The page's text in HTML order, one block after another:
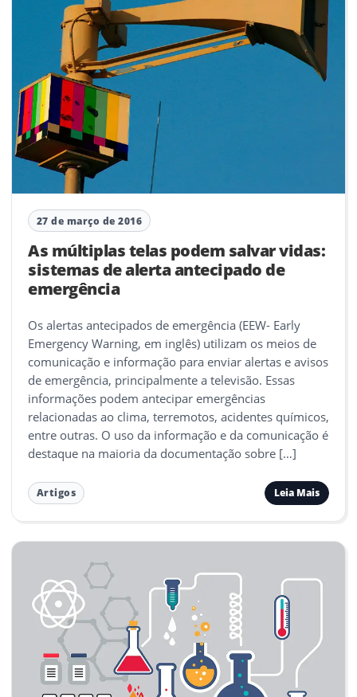
27 de março de 2016
As múltiplas telas podem salvar vidas:
sistemas de alerta antecipado de
emergência
Os alertas antecipados de emergência (EEW- Early
Emergency Warning, em inglês) utilizam os meios de
comunicação e informação para enviar alertas e avisos
de emergência, principalmente a televisão. Essas
informações podem antecipar emergências
relacionadas ao clima, terremotos, acidentes químicos,
entre outras. O uso da informação e da comunicação é
destaque na maioria da documentação sobre […]
Artigos Leia Mais